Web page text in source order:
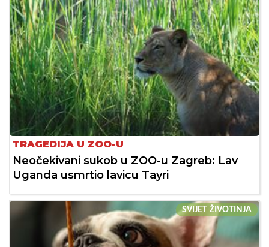
TRAGEDIJA U ZOO-U
Neočekivani sukob u ZOO-u Zagreb: Lav
Uganda usmrtio lavicu Tayri
SVIJET ŽIVOTINJA